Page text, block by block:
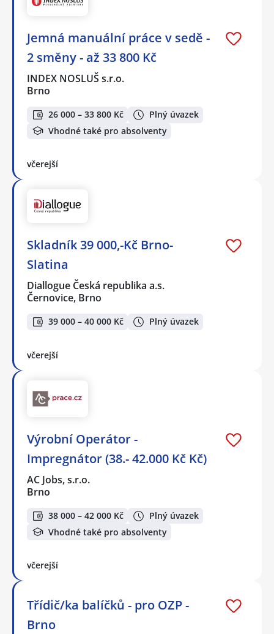
Jemná manuální práce v sedě -
2 směny - až 33 800 Kč
INDEX NOSLUŠ s.r.o.
Brno
26 000 – 33 800 Kč
Plný úvazek
Vhodné také pro absolventy
včerejší
Skladník 39 000,-Kč Brno-
Slatina
Diallogue Česká republika a.s.
Černovice, Brno
39 000 – 40 000 Kč Plný úvazek
včerejší
Výrobní Operátor -
Impregnátor (38.- 42.000 Kč Kč)
AC Jobs, s.r.o.
Brno
38 000 – 42 000 Kč
Plný úvazek
Vhodné také pro absolventy
včerejší
Třídič/ka balíčků - pro OZP -
Brno